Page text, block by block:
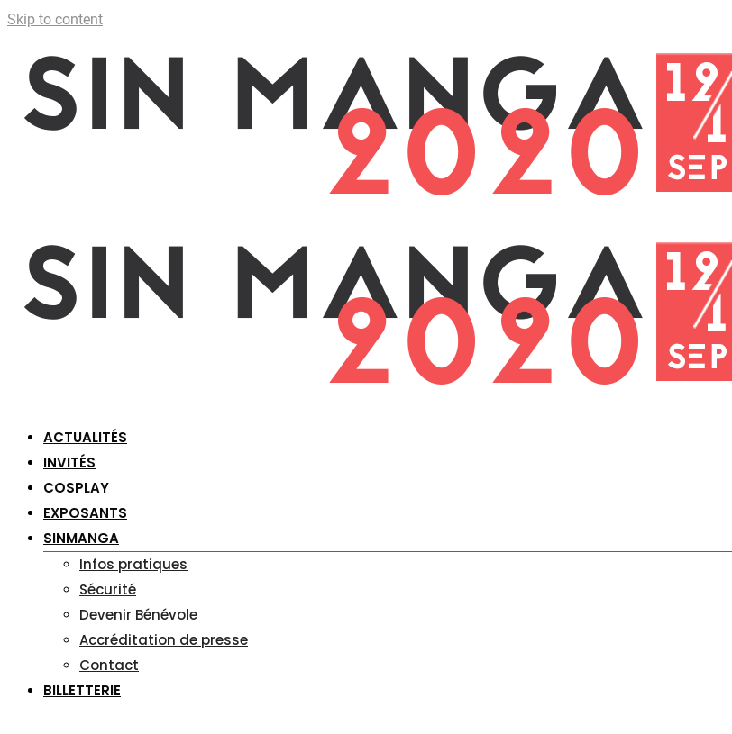
Skip to content
ACTUALITÉS
INVITÉS
COSPLAY
EXPOSANTS
SINMANGA
Infos pratiques
Sécurité
Devenir Bénévole
Accréditation de presse
Contact
BILLETTERIE